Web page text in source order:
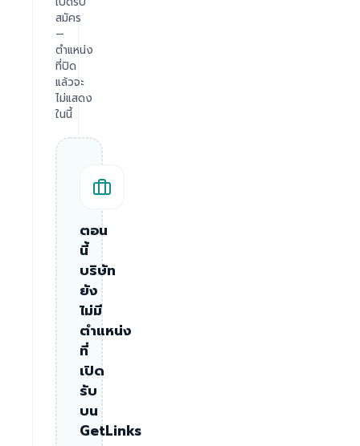
สมัคร
—
ตำแหน่ง
ที่ปิด
แล้วจะ
ไม่แสดง
ในนี้
ตอน
นี้
บริษัท
ยัง
ไม่มี
ตำแหน่ง
ที่
เปิด
รับ
บน
GetLinks